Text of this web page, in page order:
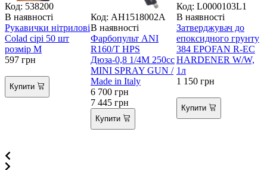
Код: 538200
В наявності
Рукавички нітрилові
Colad сірі 50 шт
розмір M
597 грн
Купити
Код: AH1518002A
В наявності
Фарбопульт ANI
R160/T HPS
Дюза-0,8 1/4M 250cc
MINI SPRAY GUN /
Made in Italy
6 700 грн
7 445 грн
Купити
Код: L0000103L1
В наявності
Затверджувач до
епоксидного грунту
384 EPOFAN R-EC
HARDENER W/W,
1л
1 150 грн
Купити